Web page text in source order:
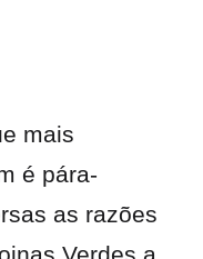
mais
é pára-
as razões